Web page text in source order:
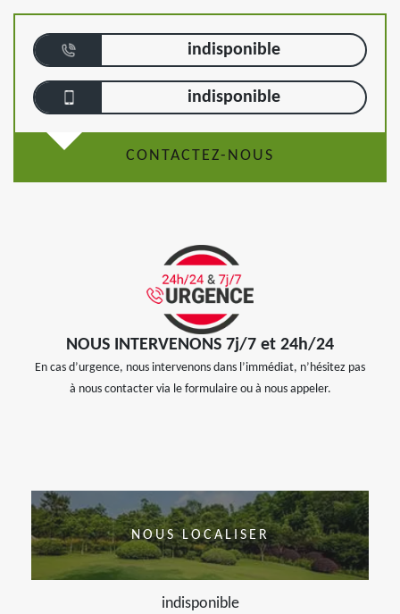
indisponible
indisponible
CONTACTEZ-NOUS
NOUS INTERVENONS 7j/7 et 24h/24
En cas d’urgence, nous intervenons dans l’immédiat, n’hésitez pas
à nous contacter via le formulaire ou à nous appeler.
NOUS LOCALISER
indisponible